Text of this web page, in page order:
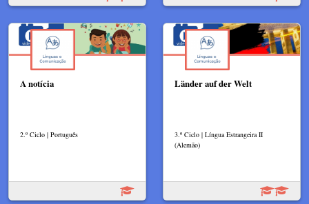
A notícia
2.º Ciclo | Português
Länder auf der Welt
3.º Ciclo | Língua Estrangeira II
(Alemão)